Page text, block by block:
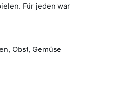
Für jeden war
Obst, Gemüse